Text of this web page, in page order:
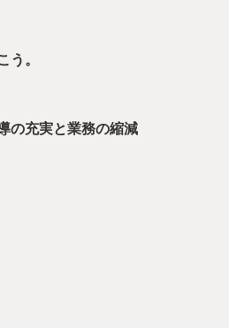
う。
の充実と業務の縮減